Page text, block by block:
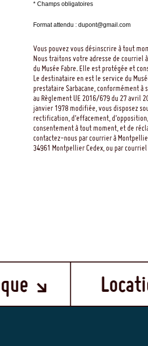
* Champs obligatoires
Format attendu : dupont@gmail.com
Vous pouvez vous désinscrire à tout
Nous traitons votre adresse de courriel
du Musée Fabre. Elle est protégée et
Le destinataire en est le service du
prestataire Sarbacane, conformément à
au Règlement UE 2016/679 du 27 avril
janvier 1978 modifiée, vous disposez
rectification, d’effacement,
consentement à tout moment, et de
contactez-nous par courrier à
34961 Montpellier Cedex, ou par
Location